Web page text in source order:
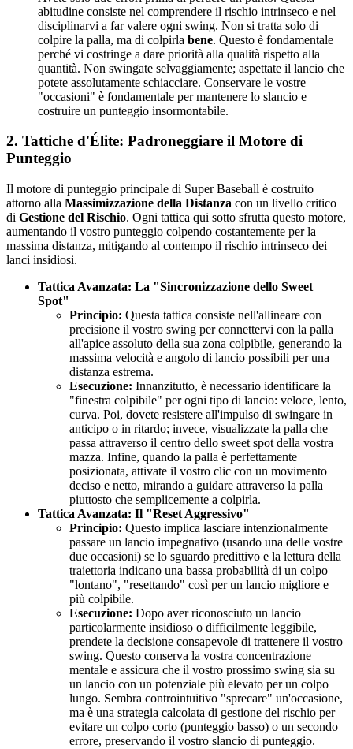
abitudine consiste nel comprendere il rischio intrinseco e nel
disciplinarvi a far valere ogni swing. Non si tratta solo di
colpire la palla, ma di colpirla bene. Questo è fondamentale
perché vi costringe a dare priorità alla qualità rispetto alla
quantità. Non swingate selvaggiamente; aspettate il lancio che
potete assolutamente schiacciare. Conservare le vostre
"occasioni" è fondamentale per mantenere lo slancio e
costruire un punteggio insormontabile.
2. Tattiche d'Élite: Padroneggiare il Motore di
Punteggio
Il motore di punteggio principale di Super Baseball è costruito
attorno alla Massimizzazione della Distanza con un livello critico
di Gestione del Rischio. Ogni tattica qui sotto sfrutta questo motore,
aumentando il vostro punteggio colpendo costantemente per la
massima distanza, mitigando al contempo il rischio intrinseco dei
lanci insidiosi.
Tattica Avanzata: La "Sincronizzazione dello Sweet
Spot"
Principio: Questa tattica consiste nell'allineare con
precisione il vostro swing per connettervi con la palla
all'apice assoluto della sua zona colpibile, generando la
massima velocità e angolo di lancio possibili per una
distanza estrema.
Esecuzione: Innanzitutto, è necessario identificare la
"finestra colpibile" per ogni tipo di lancio: veloce, lento,
curva. Poi, dovete resistere all'impulso di swingare in
anticipo o in ritardo; invece, visualizzate la palla che
passa attraverso il centro dello sweet spot della vostra
mazza. Infine, quando la palla è perfettamente
posizionata, attivate il vostro clic con un movimento
deciso e netto, mirando a guidare attraverso la palla
piuttosto che semplicemente a colpirla.
Tattica Avanzata: Il "Reset Aggressivo"
Principio: Questo implica lasciare intenzionalmente
passare un lancio impegnativo (usando una delle vostre
due occasioni) se lo sguardo predittivo e la lettura della
traiettoria indicano una bassa probabilità di un colpo
"lontano", "resettando" così per un lancio migliore e
più colpibile.
Esecuzione: Dopo aver riconosciuto un lancio
particolarmente insidioso o difficilmente leggibile,
prendete la decisione consapevole di trattenere il vostro
swing. Questo conserva la vostra concentrazione
mentale e assicura che il vostro prossimo swing sia su
un lancio con un potenziale più elevato per un colpo
lungo. Sembra controintuitivo "sprecare" un'occasione,
ma è una strategia calcolata di gestione del rischio per
evitare un colpo corto (punteggio basso) o un secondo
errore, preservando il vostro slancio di punteggio.